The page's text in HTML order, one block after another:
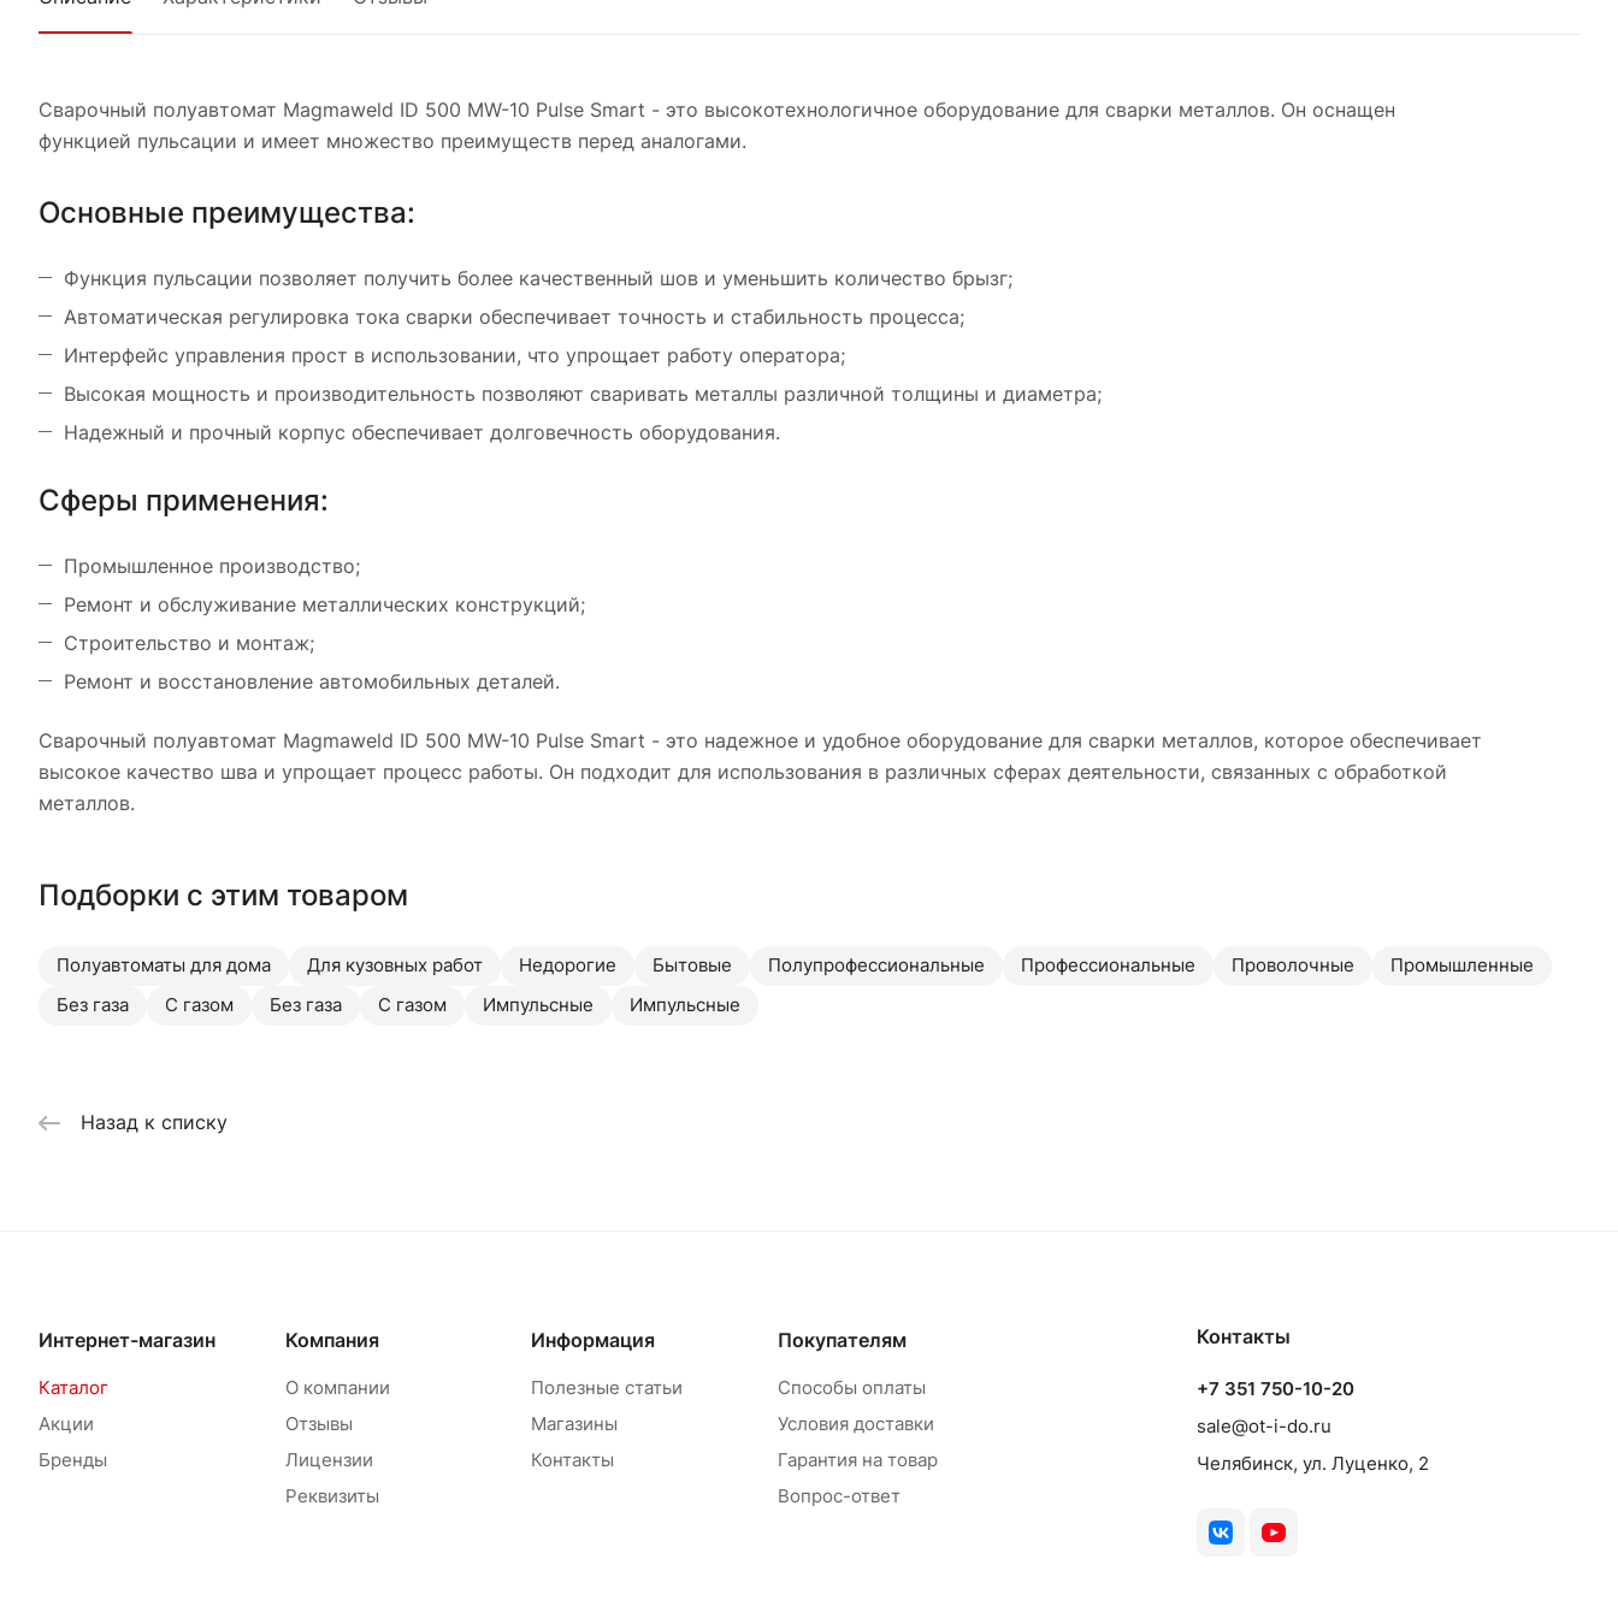
10 Pulse Smart - это надежное и удобное
оборудование для сварки металлов, которое
обеспечивает высокое качество шва и упрощает
Сварочный полуавтомат Magmaweld ID 500 MW-10 Pulse Smart - это высокотехнологичное оборудование для сварки металлов. Он оснащен
функцией пульсации и имеет множество преимуществ перед аналогами.
Основные преимущества:
Функция пульсации позволяет получить более качественный шов и уменьшить количество брызг;
Автоматическая регулировка тока сварки обеспечивает точность и стабильность процесса;
Интерфейс управления прост в использовании, что упрощает работу оператора;
Высокая мощность и производительность позволяют сваривать металлы различной толщины и диаметра;
Надежный и прочный корпус обеспечивает долговечность оборудования.
Сферы применения:
Промышленное производство;
Ремонт и обслуживание металлических конструкций;
Строительство и монтаж;
Ремонт и восстановление автомобильных деталей.
Сварочный полуавтомат Magmaweld ID 500 MW-10 Pulse Smart - это надежное и удобное оборудование для сварки металлов, которое обеспечивает
высокое качество шва и упрощает процесс работы. Он подходит для использования в различных сферах деятельности, связанных с обработкой
металлов.
Подборки с этим товаром
Полуавтоматы для дома Для кузовных работ Недорогие Бытовые Полупрофессиональные Профессиональные Проволочные
Промышленные
Без газа
С газом Без газа С газом Импульсные Импульсные
Назад к списку
Интернет-магазин
Каталог
Акции
Бренды
Компания
О компании
Отзывы
Лицензии
Реквизиты
Информация
Полезные статьи
Магазины
Контакты
Покупателям
Способы оплаты
Условия доставки
Гарантия на товар
Вопрос-ответ
Контакты
+7 351 750-10-20
sale@ot-i-do.ru
Челябинск, ул. Луценко, 2